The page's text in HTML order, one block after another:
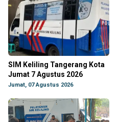
SIM Keliling Tangerang Kota
Jumat 7 Agustus 2026
Jumat, 07 Agustus 2026